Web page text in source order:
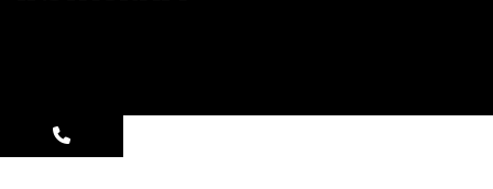
Copyright © 2026 - Art Of Hair Intercoiffure